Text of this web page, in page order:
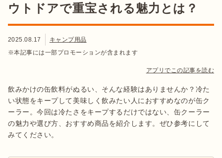
ウトドアで重宝される魅力とは？
2025.08.17
キャンプ用品
※本記事には一部プロモーションが含まれます
アプリでこの記事を読む
飲みかけの缶飲料がぬるい、そんな経験はありませんか？冷た
い状態をキープして美味しく飲みたい人におすすめなのが缶ク
ーラー。今回は冷たさをキープするだけではない、缶クーラー
の魅力や選び方、おすすめ商品を紹介します。ぜひ参考にして
みてください。